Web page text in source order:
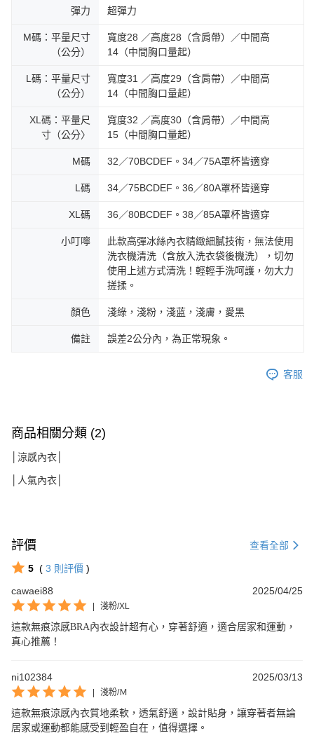
彈力 超彈力
M碼：平量尺寸
（公分）
寬度28 ／高度28（含肩帶）／中間高
14（中間胸口量起）
L碼：平量尺寸
（公分）
寬度31 ／高度29（含肩帶）／中間高
14（中間胸口量起）
XL碼：平量尺
寸（公分〉
寬度32 ／高度30（含肩帶）／中間高
15（中間胸口量起）
M碼 32／70BCDEF。34／75A罩杯皆適穿
L碼 34／75BCDEF。36／80A罩杯皆適穿
XL碼 36／80BCDEF。38／85A罩杯皆適穿
小叮嚀
此款高彈冰絲內衣精緻細膩技術，無法使用
洗衣機清洗（含放入洗衣袋後機洗），切勿
使用上述方式清洗！輕輕手洗呵護，勿大力
搓揉。
顏色 淺綠，淺粉，淺蓝，淺膚，愛黑
備註 誤差2公分內，為正常現象。
客服
商品相關分類 (2)
│涼感內衣│
│人氣內衣│
評價 查看全部
5 ( 3 則評價 )
cawaei88
2025/04/25
淺粉/XL
這款無痕涼感BRA內衣設計超有心，穿著舒適，適合居家和運動，
真心推薦！
ni102384 2025/03/13
淺粉/Ｍ
這款無痕涼感內衣質地柔軟，透氣舒適，設計貼身，讓穿著者無論
居家或運動都能感受到輕盈自在，值得選擇。